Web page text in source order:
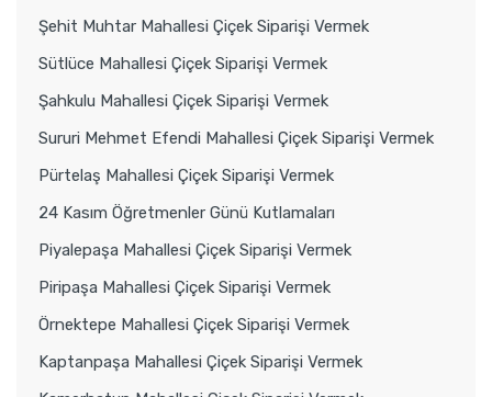
Şehit Muhtar Mahallesi Çiçek Siparişi Vermek
Sütlüce Mahallesi Çiçek Siparişi Vermek
Şahkulu Mahallesi Çiçek Siparişi Vermek
Sururi Mehmet Efendi Mahallesi Çiçek Siparişi Vermek
Pürtelaş Mahallesi Çiçek Siparişi Vermek
24 Kasım Öğretmenler Günü Kutlamaları
Piyalepaşa Mahallesi Çiçek Siparişi Vermek
Piripaşa Mahallesi Çiçek Siparişi Vermek
Örnektepe Mahallesi Çiçek Siparişi Vermek
Kaptanpaşa Mahallesi Çiçek Siparişi Vermek